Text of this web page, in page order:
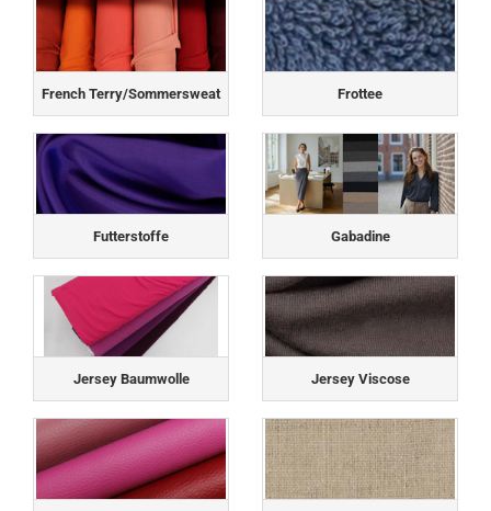
French Terry/Sommersweat Frottee
Futterstoffe Gabadine
Jersey Baumwolle Jersey Viscose